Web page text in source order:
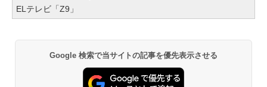
ELテレビ「Z9」
Google 検索で当サイトの記事を優先表示させる